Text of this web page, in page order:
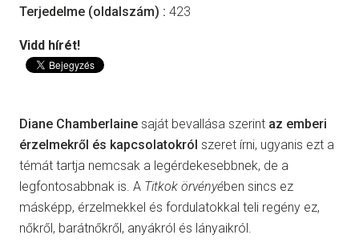
Terjedelme (oldalszám) : 423
Vidd hírét!
Diane Chamberlaine saját bevallása szerint az emberi
érzelmekről és kapcsolatokról szeret írni, ugyanis ezt a
témát tartja nemcsak a legérdekesebbnek, de a
legfontosabbnak is. A Titkok örvényében sincs ez
másképp, érzelmekkel és fordulatokkal teli regény ez,
nőkről, barátnőkről, anyákról és lányaikról.